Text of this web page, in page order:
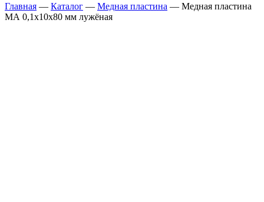
Главная — Каталог — Медная пластина — Медная пластина
МА 0,1х10х80 мм лужёная